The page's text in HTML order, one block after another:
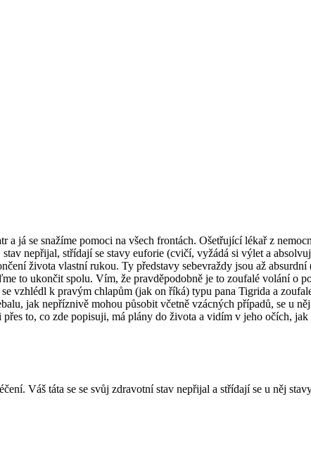
já se snažíme pomoci na všech frontách. Ošetřující lékař z
nepřijal, střídají se stavy euforie (cvičí, vyžádá si výlet a
života vlastní rukou. Ty představy sebevraždy jsou až
to ukončit spolu. Vím, že pravděpodobně je to zoufalé volání o
vzhlédl k pravým chlapům (jak on říká) typu pana Tigrida a
jak nepříznivě mohou působit včetně vzácných případů, se u
to, co zde popisuji, má plány do života a vidím v jeho očích,
Váš táta se se svůj zdravotní stav nepřijal a střídají se u něj